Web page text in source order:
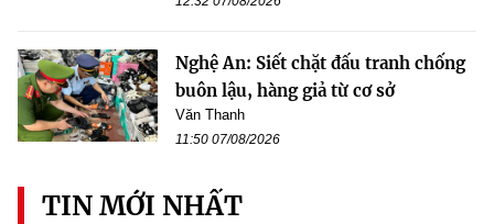
Nghệ An: Siết chặt đấu tranh chống
buôn lậu, hàng giả từ cơ sở
Văn Thanh
11:50 07/08/2026
TIN MỚI NHẤT